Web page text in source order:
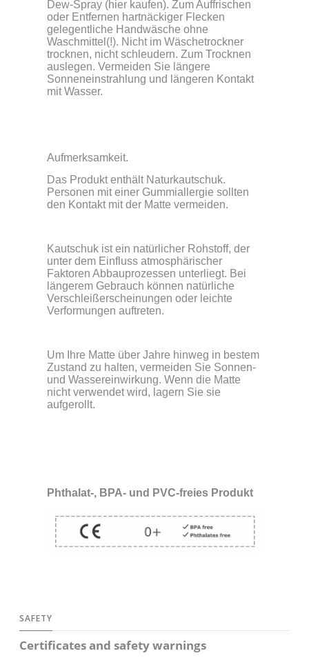
Dew-Spray (hier kaufen). Zum Auffrischen
oder Entfernen hartnäckiger Flecken
gelegentliche Handwäsche ohne
Waschmittel(!). Nicht im Wäschetrockner
trocknen, nicht schleudern. Zum Trocknen
auslegen. Vermeiden Sie längere
Sonneneinstrahlung und längeren Kontakt
mit Wasser.
Aufmerksamkeit.
Das Produkt enthält Naturkautschuk.
Personen mit einer Gummiallergie sollten
den Kontakt mit der Matte vermeiden.
Kautschuk ist ein natürlicher Rohstoff, der
unter dem Einfluss atmosphärischer
Faktoren Abbauprozessen unterliegt. Bei
längerem Gebrauch können natürliche
Verschleißerscheinungen oder leichte
Verformungen auftreten.
Um Ihre Matte über Jahre hinweg in bestem
Zustand zu halten, vermeiden Sie Sonnen-
und Wassereinwirkung. Wenn die Matte
nicht verwendet wird, lagern Sie sie
aufgerollt.
Phthalat-, BPA- und PVC-freies Produkt
SAFETY
Certificates and safety warnings